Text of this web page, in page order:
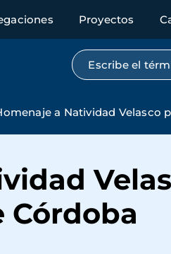
Proyectos
Búsqueda
a Natividad Velasco
Córdoba